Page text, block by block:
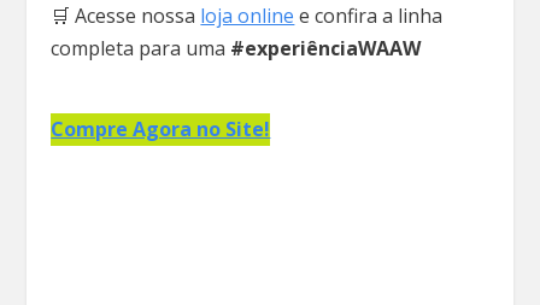
🛒 Acesse nossa loja online e confira a linha
completa para uma #experiênciaWAAW
Compre Agora no Site!